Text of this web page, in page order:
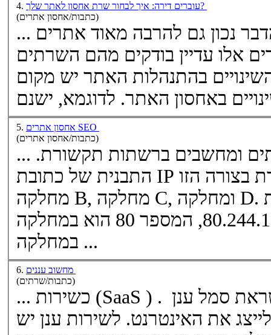
4.
עוברים דירה: איך לבחור שרת אחסון לאתר שלך?
(כתבות/אחסון אתרים)
... אוהבים ועוברים לגור בה. הדבר נכון גם להרבה מאוד אתרים
מהם ה
שרתים
המתאימים להם בדיוק, ועם השינויים בהתנהלות האתר יש מקום
5.
אחסון אתרים SEO
(כתבות/אחסון אתרים)
ומחשבים ברשתות תקשורת.
התבנית של כתובת IP מתוארת בצורה הזו: A.B.C.D - מחלקה A,
מחלקה B, מחלקה C, ומחלקה D. לדוגמה, בכתובת
80.244.165.92, המספר 80 הוא במחלקה A, המספר 244
במחלקה ...
6.
(כתבות/שרתים)
... כשירות (SaaS ) . השם מחשוב ענן ניתן בהשראת סמל ענן
המשמש לעתים קרובות כדי לייצג את האינטרנט. לשירות ענן יש